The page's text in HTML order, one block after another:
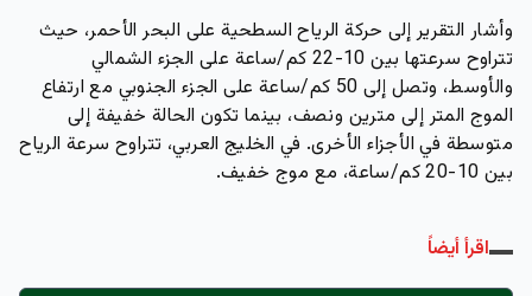
وأشار التقرير إلى حركة الرياح السطحية على البحر الأحمر، حيث
تتراوح سرعتها بين 10-22 كم/ساعة على الجزء الشمالي
والأوسط، وتصل إلى 50 كم/ساعة على الجزء الجنوبي مع ارتفاع
الموج المتر إلى مترين ونصف، بينما تكون الحالة خفيفة إلى
متوسطة في الأجزاء الأخرى. في الخليج العربي، تتراوح سرعة الرياح
بين 10-20 كم/ساعة، مع موج خفيف.
اقرأ أيضاً